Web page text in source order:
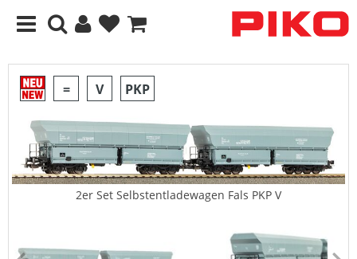
= V PKP
2er Set Selbstentladewagen Fals PKP V